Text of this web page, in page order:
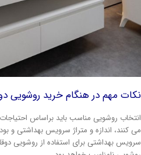
مهم در هنگام خرید روشویی
روشویی مناسب باید براساس احتیاجات
کنند، اندازه و متراژ سرویس بهداشتی و
بهداشتی برای استفاده از روشویی